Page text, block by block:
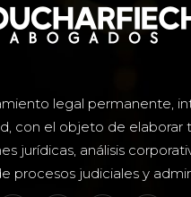
legal permanente,
con el objeto de elaborar
jurídicas, análisis
procesos judiciales y